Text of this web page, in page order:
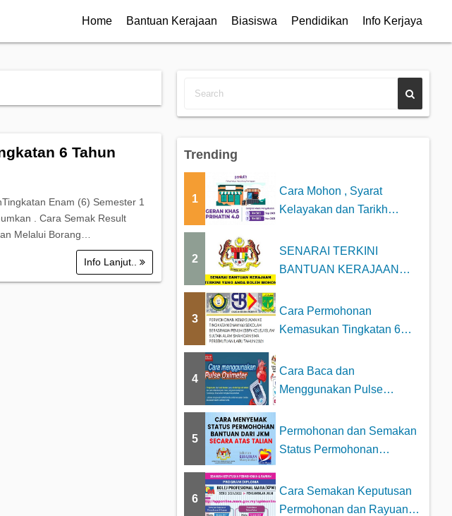
Home Bantuan Kerajaan Biasiswa Pendidikan Info Kerjaya
6 Tahun
Enam (6) Semester 1
. Cara Semak Result
Melalui Borang…
Info Lanjut..
Trending
1
Cara Mohon , Syarat
Kelayakan dan Tarikh
2
SENARAI TERKINI
BANTUAN KERAJAAN
MOHON
3
Cara Permohonan
Kemasukan Tingkatan 6
Penuh...
4
Cara Baca dan
Menggunakan Pulse
5
Permohonan dan Semakan
Status Permohonan
6
Cara Semakan Keputusan
Permohonan dan Rayuan